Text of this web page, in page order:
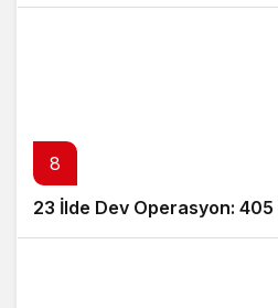
8
23 İlde Dev Operasyon: 405